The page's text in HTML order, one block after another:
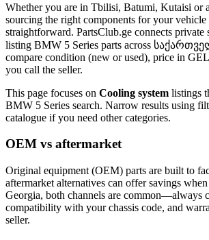
Whether you are in Tbilisi, Batumi, Kutaisi or
sourcing the right components for your vehicle
straightforward. PartsClub.ge connects private
listing BMW 5 Series parts across
compare condition (new or used), price in
you call the seller.
This page focuses on Cooling system listings
BMW 5 Series search. Narrow results using
catalogue if you need other categories.
OEM vs aftermarket
Original equipment (OEM) parts are built to
aftermarket alternatives can offer savings
Georgia, both channels are common—always
compatibility with your chassis code, and
seller.